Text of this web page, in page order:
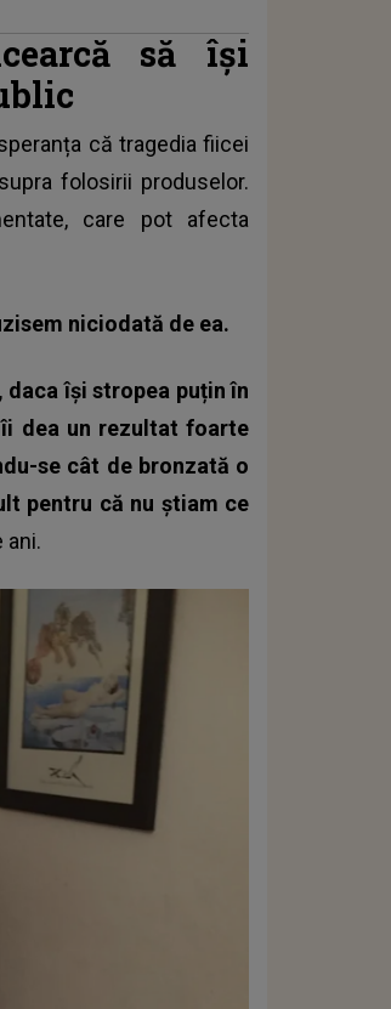
să își
că tragedia fiicei
folosirii produselor.
, care pot afecta
niciodată de ea.
își stropea puțin în
dea un rezultat foarte
se cât de bronzată o
pentru că nu știam ce
ani.